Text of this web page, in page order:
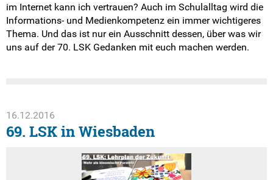
im Internet kann ich vertrauen? Auch im Schulalltag wird die
Informations- und Medienkompetenz ein immer wichtigeres
Thema. Und das ist nur ein Ausschnitt dessen, über was wir
uns auf der 70. LSK Gedanken mit euch machen werden.
16.12.2016
69. LSK in Wiesbaden